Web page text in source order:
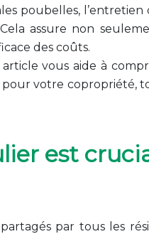
poubelles, l’entretien
assure non
des coûts.
vous aide à
votre copropriété,
est
par tous les